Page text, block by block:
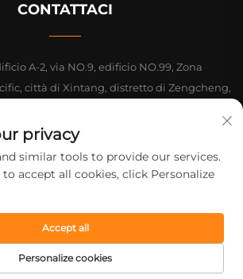
CONTATTACI
A-2, via NO.9, edificio NO.99, Zona
città di Xintang, distretto di Zengcheng,
Guangzhou Shunhong Printing Co., Ltd. Tutti
sulla privacy
privacy
similar tools to provide our services.
accept all cookies, click Personalize
Personalize cookies
Accept all